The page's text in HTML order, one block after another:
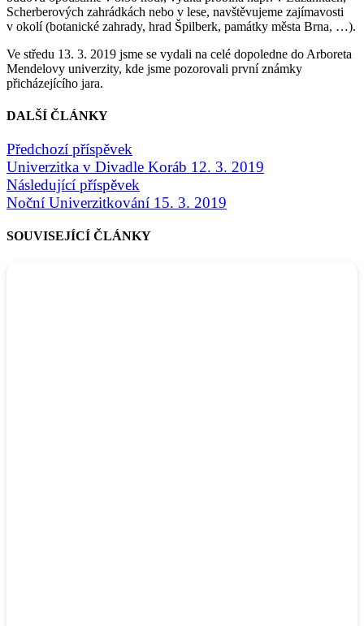
Scherberových zahrádkách nebo v lese, navštěvujeme zajímavosti
v okolí (botanické zahrady, hrad Špilberk, památky města Brna, …).
Ve středu 13. 3. 2019 jsme se vydali na celé dopoledne do Arboreta
Mendelovy univerzity, kde jsme pozorovali první známky
přicházejícího jara.
DALŠÍ ČLÁNKY
Předchozí příspěvek
Univerzitka v Divadle Koráb 12. 3. 2019
Následující příspěvek
Noční Univerzitkování 15. 3. 2019
SOUVISEJÍCÍ ČLÁNKY